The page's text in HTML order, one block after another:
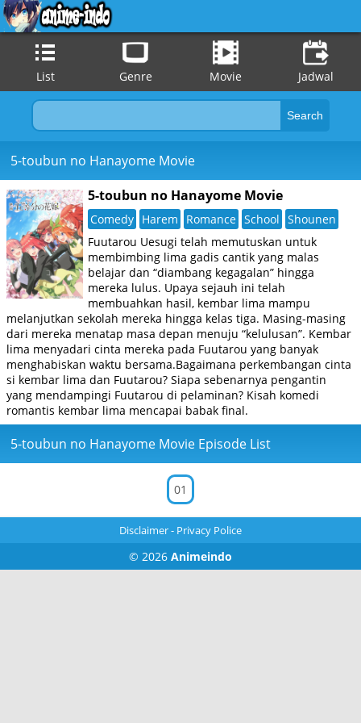
List Genre Movie Jadwal
5-toubun no Hanayome Movie
5-toubun no Hanayome Movie
Comedy Harem Romance School Shounen
Fuutarou Uesugi telah memutuskan untuk
membimbing lima gadis cantik yang malas
belajar dan “diambang kegagalan” hingga
mereka lulus. Upaya sejauh ini telah
membuahkan hasil, kembar lima mampu
melanjutkan sekolah mereka hingga kelas tiga. Masing-masing
dari mereka menatap masa depan menuju “kelulusan”. Kembar
lima menyadari cinta mereka pada Fuutarou yang banyak
menghabiskan waktu bersama.Bagaimana perkembangan cinta
si kembar lima dan Fuutarou? Siapa sebenarnya pengantin
yang mendampingi Fuutarou di pelaminan? Kisah komedi
romantis kembar lima mencapai babak final.
5-toubun no Hanayome Movie Episode List
01
Disclaimer- Privacy Police
© 2026 Animeindo